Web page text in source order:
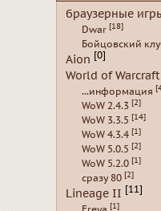
браузерные
Dwar [18]
Бойцовский
Aion [0]
World of Warcraft
...информация
WoW 2.4.3 [2]
WoW 3.3.5 [14]
WoW 4.3.4 [1]
WoW 5.0.5 [2]
WoW 5.2.0 [1]
сразу 80 [2]
Lineage II [11]
[1]